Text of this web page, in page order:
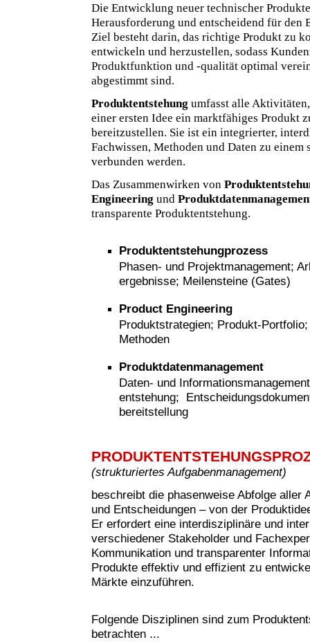
Die Entwicklung neuer technischer
Herausforderung und entscheidend für den
Ziel besteht darin, das richtige Produkt zu
entwickeln und herzustellen, sodass
Produktfunktion und -qualität optimal
abgestimmt sind.
Produktentstehung umfasst alle
einer ersten Idee ein marktfähiges Produkt
bereitzustellen. Sie ist ein integrierter,
Fachwissen, Methoden und Daten zu einem
verbunden werden.
Das Zusammenwirken von
Engineering und
transparente Produktentstehung.
Produktentstehungprozess
Phasen- und Projektmanagement;
ergebnisse; Meilensteine (Gates)
Product Engineering
Produktstrategien; Produkt-
Methoden
Produktdatenmanagement
Daten- und
entstehung;
bereitstellung
(strukturiertes Aufgabenmanagement)
beschreibt die phasenweise Abfolge aller
und Entscheidungen – von der
Er erfordert eine interdisziplinäre und
verschiedener Stakeholder und
Kommunikation und transparenter
Produkte effektiv und effizient zu
Märkte einzuführen.
Folgende Disziplinen sind zum
betrachten ...